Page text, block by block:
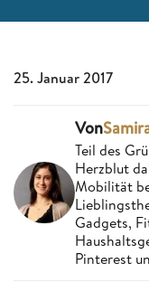
25. Januar 2017
Von
Teil des
Herzblut
Mobilität
Gadgets,
Pinterest